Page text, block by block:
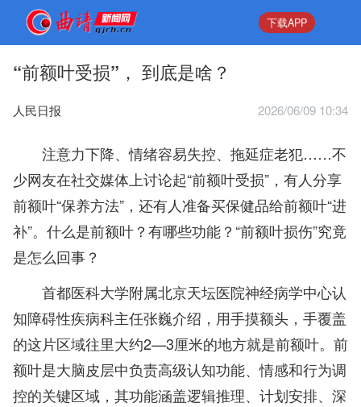
下载APP
“前额叶受损”， 到底是啥？
人民日报 2026/06/09 10:34
注意力下降、情绪容易失控、拖延症老犯……不
少网友在社交媒体上讨论起“前额叶受损”，有人分享
前额叶“保养方法”，还有人准备买保健品给前额叶“进
补”。什么是前额叶？有哪些功能？“前额叶损伤”究竟
是怎么回事？
首都医科大学附属北京天坛医院神经病学中心认
知障碍性疾病科主任张巍介绍，用手摸额头，手覆盖
的这片区域往里大约2—3厘米的地方就是前额叶。前
额叶是大脑皮层中负责高级认知功能、情感和行为调
控的关键区域，其功能涵盖逻辑推理、计划安排、深